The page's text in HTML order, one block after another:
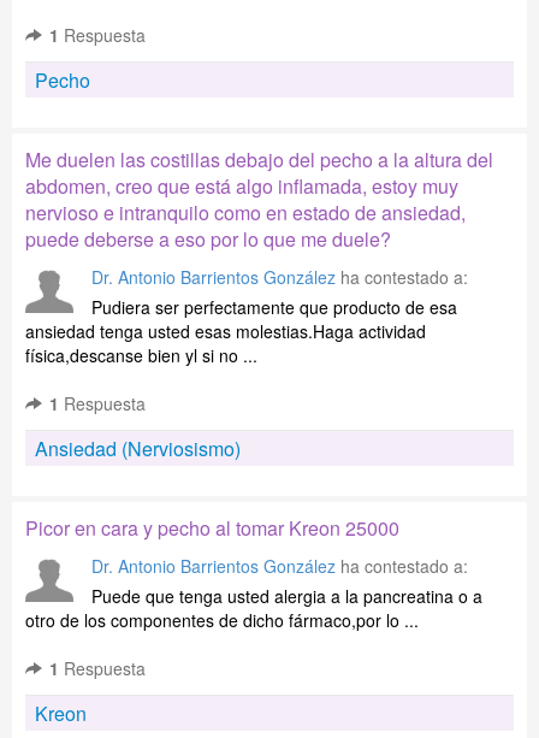
1 Respuesta
Pecho
Me duelen las costillas debajo del pecho a la altura del
abdomen, creo que está algo inflamada, estoy muy
nervioso e intranquilo como en estado de ansiedad,
puede deberse a eso por lo que me duele?
Dr. Antonio Barrientos González ha contestado a:
Pudiera ser perfectamente que producto de esa
ansiedad tenga usted esas molestias.Haga actividad
física,descanse bien yl si no ...
1 Respuesta
Ansiedad (Nerviosismo)
Picor en cara y pecho al tomar Kreon 25000
Dr. Antonio Barrientos González ha contestado a:
Puede que tenga usted alergia a la pancreatina o a
otro de los componentes de dicho fármaco,por lo ...
1 Respuesta
Kreon